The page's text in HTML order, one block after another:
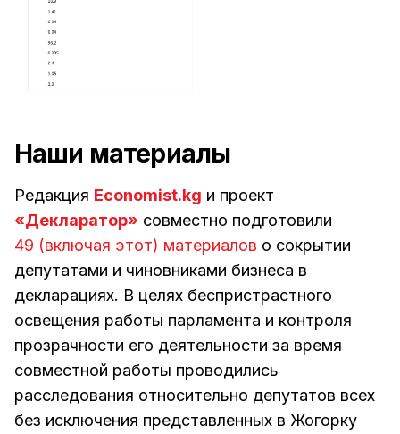
Наши материалы
Редакция Economist.kg и проект
«Декларатор» совместно подготовили
49 (включая этот) материалов о сокрытии
депутатами и чиновниками бизнеса в
декларациях. В целях беспристрастного
освещения работы парламента и контроля
прозрачности его деятельности за время
совместной работы проводились
расследования относительно депутатов всех
без исключения представленных в Жогорку